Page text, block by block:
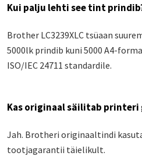
Kui palju lehti see tint
Brother LC3239XLC tsüaan
5000lk prindib kuni 5000 A4-
ISO/IEC 24711 standardile.
Kas originaal säilitab printeri
Jah. Brotheri originaaltindi
tootjagarantii täielikult.